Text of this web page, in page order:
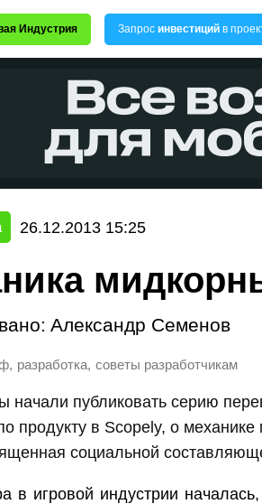
Индустрия Запрос инвестиций в
26.12.2013 15:25
Александр Семенов
, разработка, советы разработчикам
начали публиковать серию
продукту в Scopely, о
социальной
в игровой индустрии